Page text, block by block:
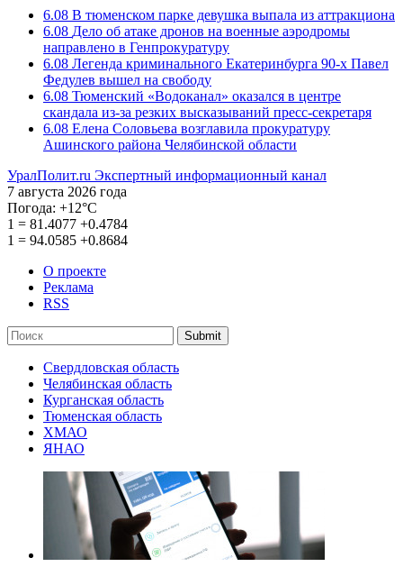
6.08 В тюменском парке девушка выпала из аттракциона
6.08 Дело об атаке дронов на военные аэродромы
направлено в Генпрокуратуру
6.08 Легенда криминального Екатеринбурга 90-х Павел
Федулев вышел на свободу
6.08 Тюменский «Водоканал» оказался в центре
скандала из-за резких высказываний пресс-секретаря
6.08 Елена Соловьева возглавила прокуратуру
Ашинского района Челябинской области
УралПолит.ru Экспертный информационный канал
7 августа 2026 года
Погода: +12°С
1 = 81.4077 +0.4784
1 = 94.0585 +0.8684
О проекте
Реклама
RSS
Submit
Свердловская область
Челябинская область
Курганская область
Тюменская область
ХМАО
ЯНАО